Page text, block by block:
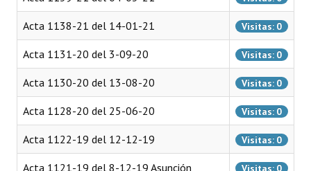
Acta 1138-21 del 14-01-21 Visitas: 0
Acta 1131-20 del 3-09-20 Visitas: 0
Acta 1130-20 del 13-08-20 Visitas: 0
Acta 1128-20 del 25-06-20 Visitas: 0
Acta 1122-19 del 12-12-19 Visitas: 0
Acta 1121-19 del 8-12-19 Asunción
Visitas: 0